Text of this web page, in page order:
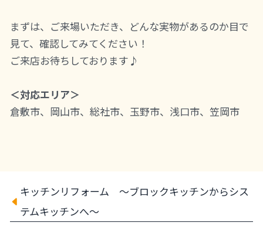
まずは、ご来場いただき、どんな実物があるのか目で
見て、確認してみてください！
ご来店お待ちしております♪
＜対応エリア＞
倉敷市、岡山市、総社市、玉野市、浅口市、笠岡市
キッチンリフォーム ～ブロックキッチンからシス
テムキッチンへ～